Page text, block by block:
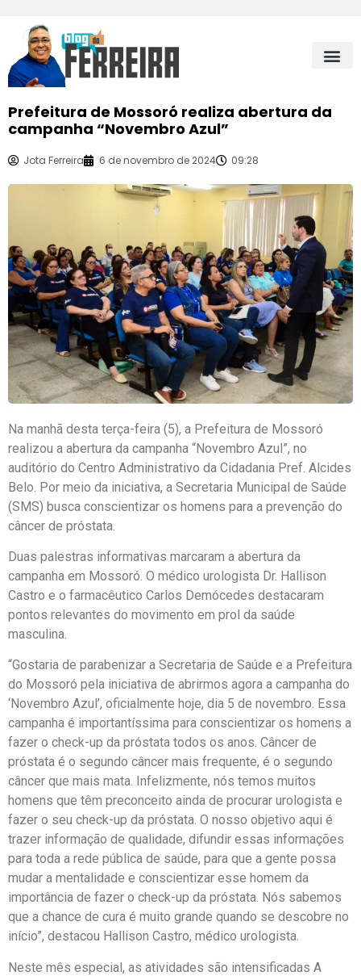
Prefeitura de Mossoró realiza abertura da
campanha “Novembro Azul”
Jota Ferreira 6 de novembro de 2024 09:28
Na manhã desta terça-feira (5), a Prefeitura de Mossoró
realizou a abertura da campanha “Novembro Azul”, no
auditório do Centro Administrativo da Cidadania Pref. Alcides
Belo. Por meio da iniciativa, a Secretaria Municipal de Saúde
(SMS) busca conscientizar os homens para a prevenção do
câncer de próstata.
Duas palestras informativas marcaram a abertura da
campanha em Mossoró. O médico urologista Dr. Hallison
Castro e o farmacêutico Carlos Demócedes destacaram
pontos relevantes do movimento em prol da saúde
masculina.
“Gostaria de parabenizar a Secretaria de Saúde e a Prefeitura
do Mossoró pela iniciativa de abrirmos agora a campanha do
‘Novembro Azul’, oficialmente hoje, dia 5 de novembro. Essa
campanha é importantíssima para conscientizar os homens a
fazer o check-up da próstata todos os anos. Câncer de
próstata é o segundo câncer mais frequente, é o segundo
câncer que mais mata. Infelizmente, nós temos muitos
homens que têm preconceito ainda de procurar urologista e
fazer o seu check-up da próstata. O nosso objetivo aqui é
trazer informação de qualidade, difundir essas informações
para toda a rede pública de saúde, para que a gente possa
mudar a mentalidade e conscientizar esse homem da
importância de fazer o check-up da próstata. Nós sabemos
que a chance de cura é muito grande quando se descobre no
início”, destacou Hallison Castro, médico urologista.
Neste mês especial, as atividades são intensificadas A